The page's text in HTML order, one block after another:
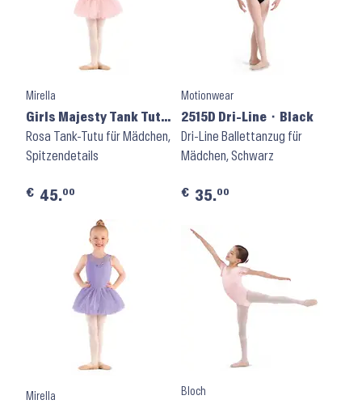
Mirella
Girls Majesty Tank Tutu
Dress M492C ⬝ Pink
Rosa Tank-Tutu für Mädchen,
Spitzendetails
€ 45.00
Motionwear
2515D Dri-Line ⬝ Black
Dri-Line Ballettanzug für
Mädchen, Schwarz
€ 35.00
Mirella Bloch